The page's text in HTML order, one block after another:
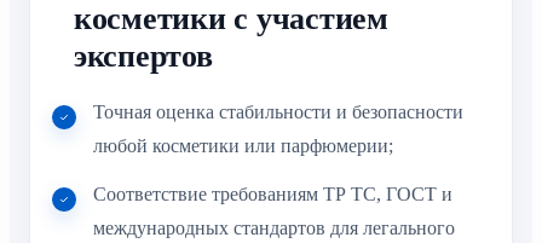
косметики с участием
экспертов
Точная оценка стабильности и безопасности
любой косметики или парфюмерии;
Соответствие требованиям ТР ТС, ГОСТ и
международных стандартов для легального